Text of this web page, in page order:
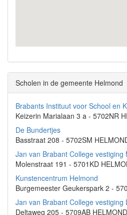
Scholen in de gemeente Helmond
Brabants Instituut voor School en
Keizerin Marialaan 3 a - 5702NR
De Bundertjes
Basstraat 208 - 5702SM
Jan van Brabant College vestiging
Molenstraat 191 - 5701KD
Kunstencentrum Helmond
Burgemeester Geukerspark 2 -
Jan van Brabant College vestiging
Deltaweg 205 - 5709AB HELMOND